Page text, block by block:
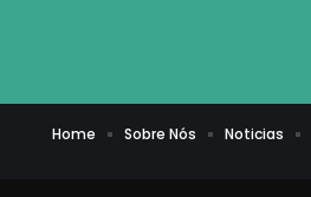
Home Sobre Nós Noticias